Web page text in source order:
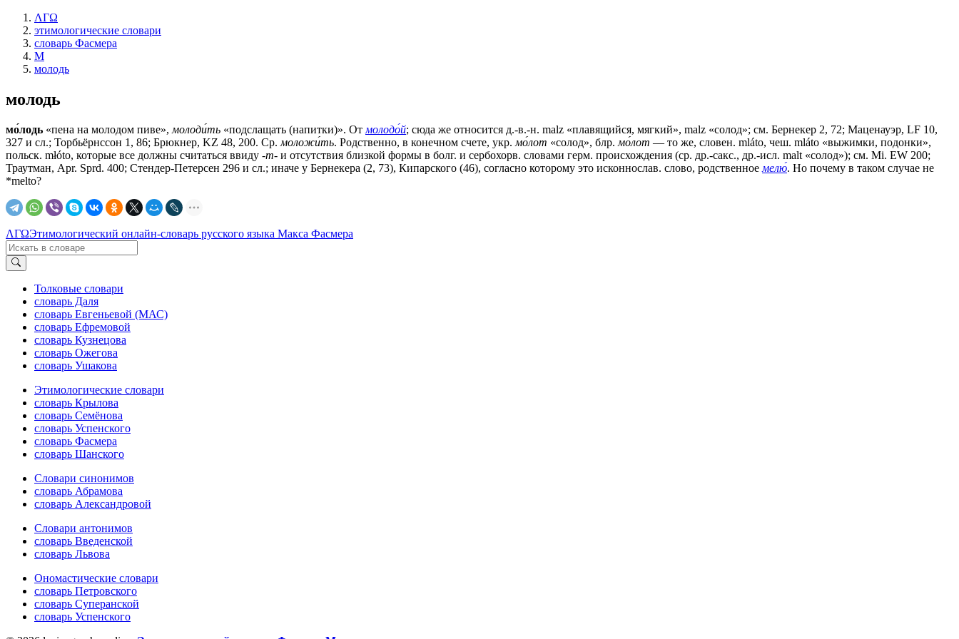
ΛΓΩ
этимологические словари
словарь Фасмера
М
молодь
молодь
мо́лодь «пена на молодом пиве», молоди́ть «подслащать (напитки)». От молодо́й; сюда же относится д.-в.-н. malz «плавящийся, мягкий», malz «солод»; см. Бернекер 2, 72; Маценауэр, LF 10,
327 и сл.; Торбьёрнссон 1, 86; Брюкнер, KZ 48, 200. Ср. моложи́ть. Родственно, в конечном счете, укр. мо́лот «солод», блр. мо́лот — то же, словен. mláto, чеш. mlátо «выжимки, подонки»,
польск. młóto, которые все должны считаться ввиду -т- и отсутствия близкой формы в болг. и сербохорв. словами герм. происхождения (ср. др.-сакс., др.-исл. malt «солод»); см. Мi. ЕW 200;
Траутман, Арr. Sprd. 400; Стендер-Петерсен 296 и сл.; иначе у Бернекера (2, 73), Кипарского (46), согласно которому это исконнослав. слово, родственное мелю́. Но почему в таком случае не
*melto?
ΛΓΩЭтимологический онлайн-словарь русского языка Макса Фасмера
Толковые словари
словарь Даля
словарь Евгеньевой (МАС)
словарь Ефремовой
словарь Кузнецова
словарь Ожегова
словарь Ушакова
Этимологические словари
словарь Крылова
словарь Семёнова
словарь Успенского
словарь Фасмера
словарь Шанского
Словари синонимов
словарь Абрамова
словарь Александровой
Словари антонимов
словарь Введенской
словарь Львова
Ономастические словари
словарь Петровского
словарь Суперанской
словарь Успенского